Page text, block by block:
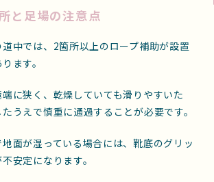
と足場の注意点
中では、2箇所以上のロープ補助が設置
ます。
に狭く、乾燥していても滑りやすいた
うえで慎重に通過することが必要です。
面が湿っている場合には、靴底のグリッ
安定になります。